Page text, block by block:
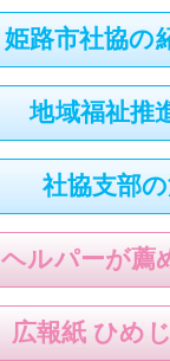
姫路市社協の
地域福祉推
社協支部
ヘルパーが薦
広報紙 ひめ